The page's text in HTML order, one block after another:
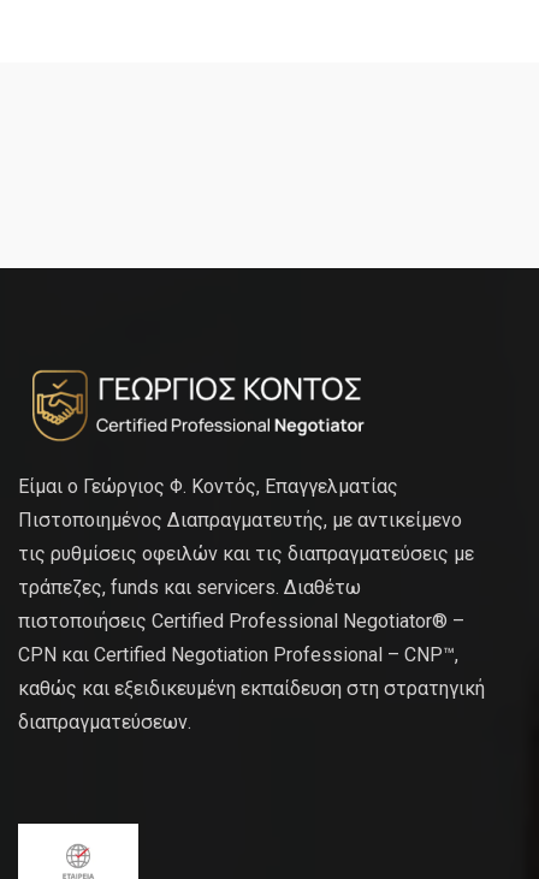
Είμαι ο Γεώργιος Φ. Κοντός, Επαγγελματίας
Πιστοποιημένος Διαπραγματευτής, με αντικείμενο
τις ρυθμίσεις οφειλών και τις διαπραγματεύσεις με
τράπεζες, funds και servicers. Διαθέτω
πιστοποιήσεις Certified Professional Negotiator® –
CPN και Certified Negotiation Professional – CNP™,
καθώς και εξειδικευμένη εκπαίδευση στη στρατηγική
διαπραγματεύσεων.